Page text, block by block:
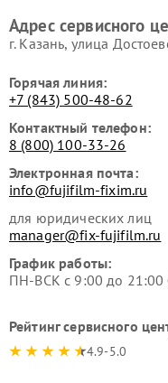
Адрес сервисного
г. Казань, улица
Горячая линия:
+7 (843) 500-48-62
Контактный телефон:
8 (800) 100-33-26
Электронная почта:
info@fujifilm-fixim.ru
для юридических лиц
manager@fix-fujifilm.ru
График работы:
ПН-ВСК с 9:00 до 21:00
Рейтинг сервисного
4.9-5.0